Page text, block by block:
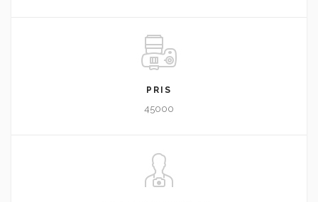
PRIS
45000